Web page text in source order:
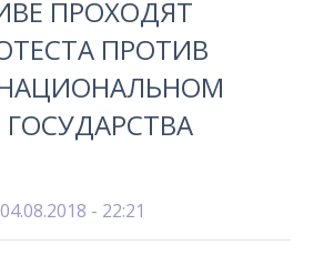
ПРОХОДЯТ
ПРОТИВ
ГОСУДАРСТВА
04.08.2018 - 22:21